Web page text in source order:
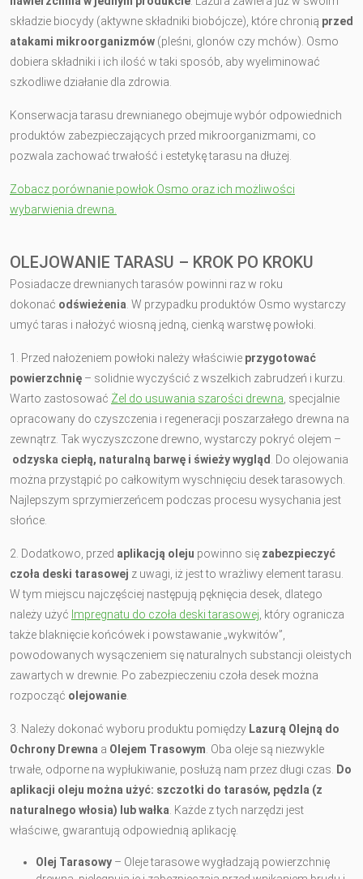
składzie biocydy (aktywne składniki biobójcze), które chronią przed
atakami mikroorganizmów (pleśni, glonów czy mchów). Osmo
dobiera składniki i ich ilość w taki sposób, aby wyeliminować
szkodliwe działanie dla zdrowia.
Konserwacja tarasu drewnianego obejmuje wybór odpowiednich
produktów zabezpieczających przed mikroorganizmami, co
pozwala zachować trwałość i estetykę tarasu na dłużej.
Zobacz porównanie powłok Osmo oraz ich możliwości
wybarwienia drewna.
OLEJOWANIE TARASU – KROK PO KROKU
Posiadacze drewnianych tarasów powinni raz w roku
dokonać odświeżenia . W przypadku produktów Osmo wystarczy
umyć taras i nałożyć wiosną jedną, cienką warstwę powłoki.
1. Przed nałożeniem powłoki należy właściwie przygotować
powierzchnię – solidnie wyczyścić z wszelkich zabrudzeń i kurzu.
Warto zastosować Żel do usuwania szarości drewna , specjalnie
opracowany do czyszczenia i regeneracji poszarzałego drewna na
zewnątrz. Tak wyczyszczone drewno, wystarczy pokryć olejem –
odzyska ciepłą, naturalną barwę i świeży wygląd
. Do olejowania
można przystąpić po całkowitym wyschnięciu desek tarasowych.
Najlepszym sprzymierzeńcem podczas procesu wysychania jest
słońce.
2. Dodatkowo, przed aplikacją oleju powinno się zabezpieczyć
czoła deski tarasowej z uwagi, iż jest to wrażliwy element tarasu.
W tym miejscu najczęściej następują pęknięcia desek, dlatego
należy użyć Impregnatu do czoła deski tarasowej , który ogranicza
także blaknięcie końcówek i powstawanie „wykwitów”,
powodowanych wysączeniem się naturalnych substancji oleistych
zawartych w drewnie. Po zabezpieczeniu czoła desek można
rozpocząć olejowanie
3. Należy dokonać wyboru produktu pomiędzy Lazurą Olejną do
Ochrony Drewna a Olejem Trasowym . Oba oleje są niezwykle
trwałe, odporne na wypłukiwanie, posłużą nam przez długi czas.
Do
aplikacji oleju można użyć: szczotki do tarasów, pędzla (z
naturalnego włosia) lub wałka . Każde z tych narzędzi jest
właściwe, gwarantują odpowiednią aplikację.
Olej Tarasowy – Oleje tarasowe wygładzają powierzchnię